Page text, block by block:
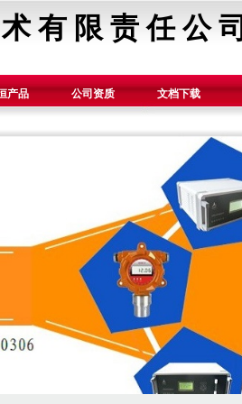
有 限 责 任 公 司
产品 公司资质 文档下载